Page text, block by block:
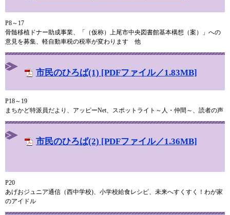
P8～17
骨髄移植ドナー助成事業、「（仮称）上尾市中央図書館基本構想（案）」への
意見を募集、軽自動車税の税率が変わります 他
市民のひろば(1) [PDFファイル／1.83MB]
P18～19
まちかど特派員だより、アッピーNet、スポットライト～人・仲間～、読者の声
市民のひろば(2) [PDFファイル／1.36MB]
P20
あげおジュニア通信（西中学校)、小学校給食レシピ、未来へすくすく！わが家
のアイドル